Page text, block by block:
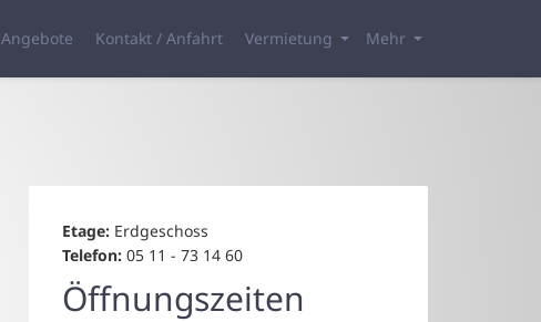
Angebote Kontakt / Anfahrt Vermietung Mehr
Etage: Erdgeschoss
Telefon: 05 11 - 73 14 60
Öffnungszeiten